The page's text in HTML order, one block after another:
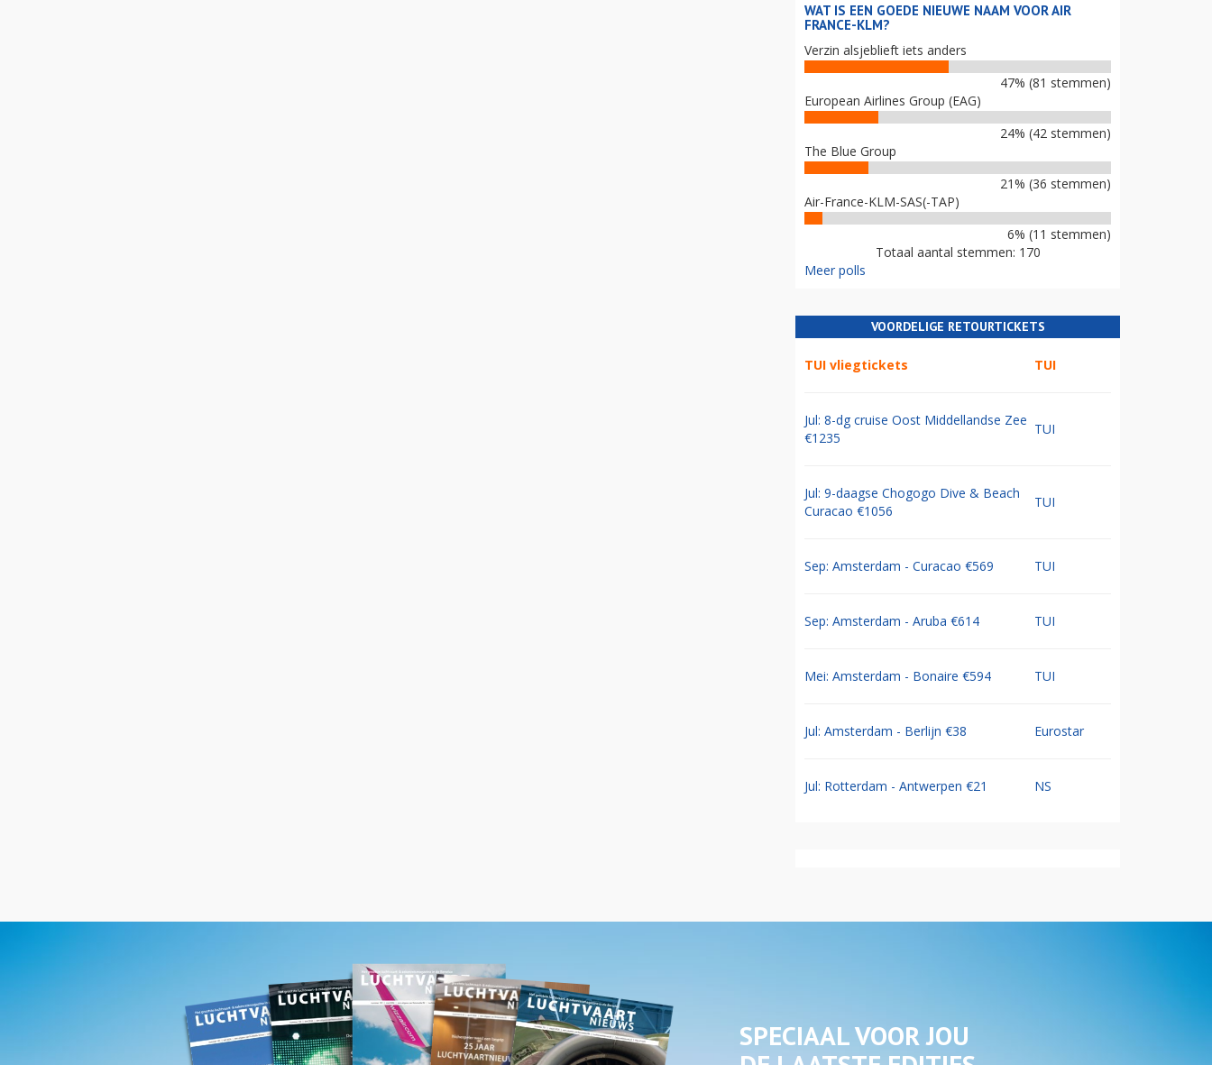
WAT IS EEN GOEDE NIEUWE NAAM VOOR AIR
FRANCE-KLM?
Verzin alsjeblieft iets anders
47% (81 stemmen)
European Airlines Group (EAG)
24% (42 stemmen)
The Blue Group
21% (36 stemmen)
Air-France-KLM-SAS(-TAP)
6% (11 stemmen)
Totaal aantal stemmen: 170
Meer polls
VOORDELIGE RETOURTICKETS
TUI vliegtickets TUI
Jul: 8-dg cruise Oost Middellandse Zee
€1235
TUI
Jul: 9-daagse Chogogo Dive & Beach
Curacao €1056
TUI
Sep: Amsterdam - Curacao €569 TUI
Sep: Amsterdam - Aruba €614 TUI
Mei: Amsterdam - Bonaire €594 TUI
Jul: Amsterdam - Berlijn €38 Eurostar
Jul: Rotterdam - Antwerpen €21 NS
SPECIAAL VOOR JOU